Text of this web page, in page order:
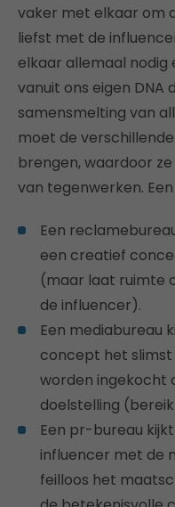
vaker met elkaar om
liefst met de
elkaar allemaal
vanuit ons eigen DNA
samensmelting van
moet de
brengen, waardoor
van tegenwerken.
Een
een creatief
(maar laat ruimte
de influencer).
Een mediabureau
concept het
worden ingekocht
doelstelling
Een pr-bureau
influencer met de
feilloos het